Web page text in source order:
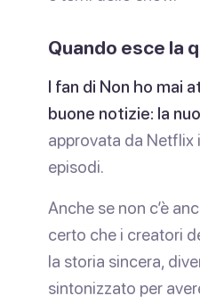
Quando esce la
I fan di Non ho mai
buone notizie: la
approvata da
episodi.
Anche se non c’è
certo che i creatori
la storia sincera,
sintonizzato per